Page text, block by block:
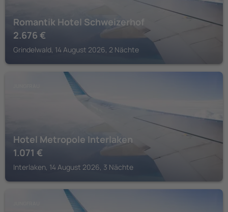
Romantik Hotel Schweizerhof
2.676 €
Grindelwald, 14 August 2026, 2 Nächte
Hotel Metropole Interlaken
1.071 €
Interlaken, 14 August 2026, 3 Nächte